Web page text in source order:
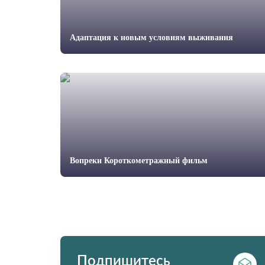
Адаптация к новым условиям выживания
Вопреки Короткометражный фильм
Подпишитесь